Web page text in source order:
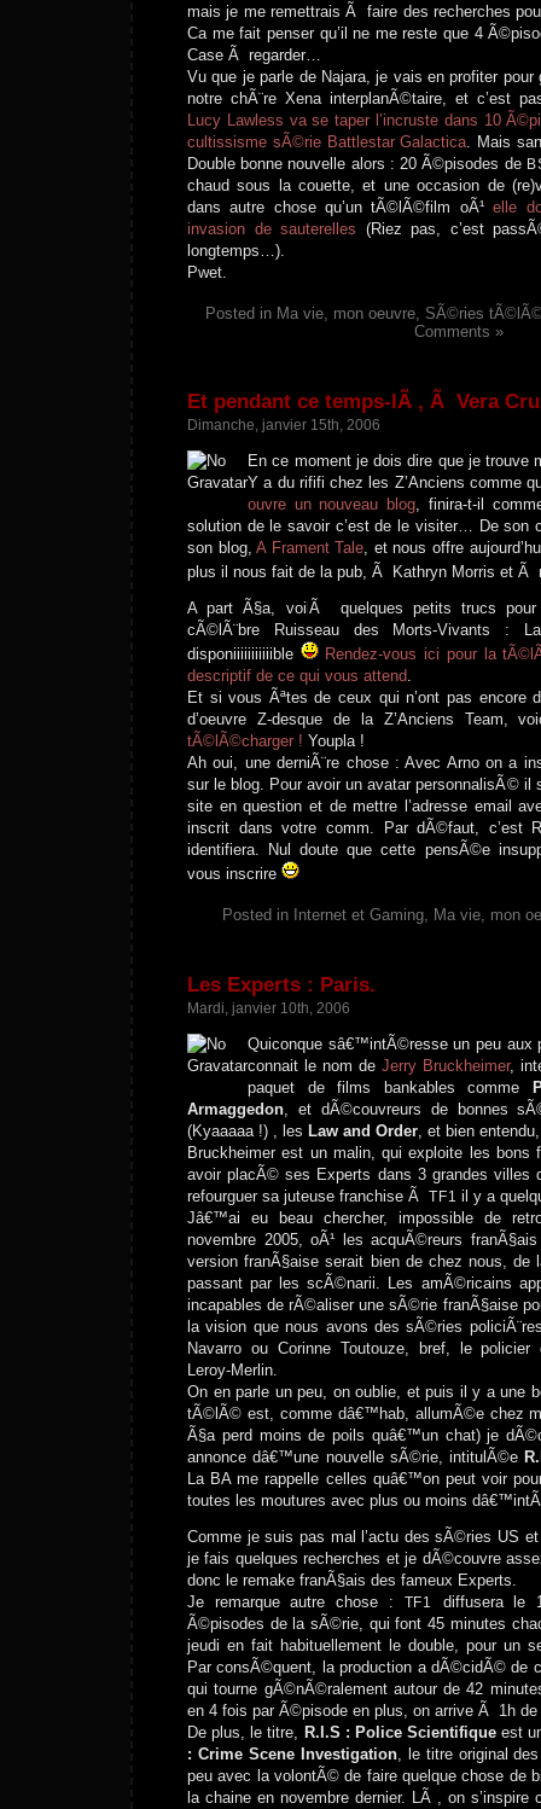
mais je me remettrais Ã faire des recherches
Ca me fait penser qu’il ne me reste que 4
Case Ã regarder…
Vu que je parle de Najara, je vais en profiter pour
notre chÃ¨re Xena interplanÃ©taire, et c’est
Lucy Lawless va se taper l’incruste dans 10
cultissisme sÃ©rie Battlestar Galactica. Mais
Double bonne nouvelle alors : 20 Ã©pisodes de
chaud sous la couette, et une occasion de
dans autre chose qu’un tÃ©lÃ©film oÃ¹elle
invasion de sauterelles (Riez pas, c’est
longtemps…).
Pwet.
Posted in Ma vie, mon oeuvre, SÃ©ries
Comments »
Et pendant ce temps-lÃ , Ã Vera
Dimanche, janvier 15th, 2006
En ce moment je dois dire que je trouve
Y a du rififi chez les Z’Anciens comme
ouvre un nouveau blog, finira-t-il
solution de le savoir c’est de le visiter… De son
son blog,A Frament Tale, et nous offre
plus il nous fait de la pub, Ã Kathryn Morris et Ã
A part Ã§a, voilÃ quelques petits trucs
cÃ©lÃ¨bre Ruisseau des Morts-Vivants :
disponiiiiiiiiiiible
Rendez-vous ici pour la
descriptif de ce qui vous attend.
Et si vous Ãªtes de ceux qui n’ont pas encore
d’oeuvre Z-desque de la Z’Anciens Team,
tÃ©lÃ©charger ! Youpla !
Ah oui, une derniÃ¨re chose : Avec Arno on a
sur le blog. Pour avoir un avatar personnalisÃ© il
site en question et de mettre l’adresse email
inscrit dans votre comm. Par dÃ©faut, c’est
identifiera. Nul doute que cette pensÃ©e
vous inscrire
Posted in Internet et Gaming, Ma vie, mon
Les Experts : Paris.
Mardi, janvier 10th, 2006
Quiconque sâ€™intÃ©resse un peu aux
connait le nom de Jerry Bruckheimer,
paquet de films bankables comme
Armaggedon, et dÃ©couvreurs de bonnes
(Kyaaaaa !) , les Law and Order, et bien
Bruckheimer est un malin, qui exploite les bons
avoir placÃ© ses Experts dans 3 grandes villes
refourguer sa juteuse franchise Ã TF1 il y a
Jâ€™ai eu beau chercher, impossible de
novembre 2005, oÃ¹ les acquÃ©reurs
version franÃ§aise serait bien de chez nous, de
passant par les scÃ©narii. Les amÃ©ricains
incapables de rÃ©aliser une sÃ©rie franÃ§aise
la vision que nous avons des sÃ©ries
Navarro ou Corinne Toutouze, bref, le
Leroy-Merlin.
On en parle un peu, on oublie, et puis il y a une
tÃ©lÃ© est, comme dâ€™hab, allumÃ©e chez
Ã§a perd moins de poils quâ€™un chat) je
annonce dâ€™une nouvelle sÃ©rie, intitulÃ©e
La BA me rappelle celles quâ€™on peut voir
toutes les moutures avec plus ou moins
Comme je suis pas mal l’actu des sÃ©ries US
je fais quelques recherches et je dÃ©couvre
donc le remake franÃ§ais des fameux Experts.
Je remarque autre chose : TF1
diffusera le
Ã©pisodes de la sÃ©rie, qui font 45 minutes
jeudi en fait habituellement le double, pour un
Par consÃ©quent, la production a dÃ©cidÃ© de
qui tourne gÃ©nÃ©ralement autour de 42
en 4 fois par Ã©pisode en plus, on arrive Ã 1h de
De plus, le titre, R.I.S : Police Scientifique est
: Crime Scene Investigation, le titre original
peu avec la volontÃ© de faire quelque chose de
la chaine en novembre dernier. LÃ , on